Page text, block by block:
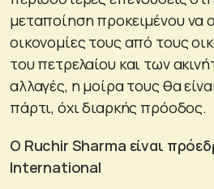
μεταποίηση προκειμένου να
οικονομίες τους από τους
του πετρελαίου και των
αλλαγές, η μοίρα τους θα
πάρτι, όχι διαρκής πρόοδος.
O Ruchir Sharma είναι
International